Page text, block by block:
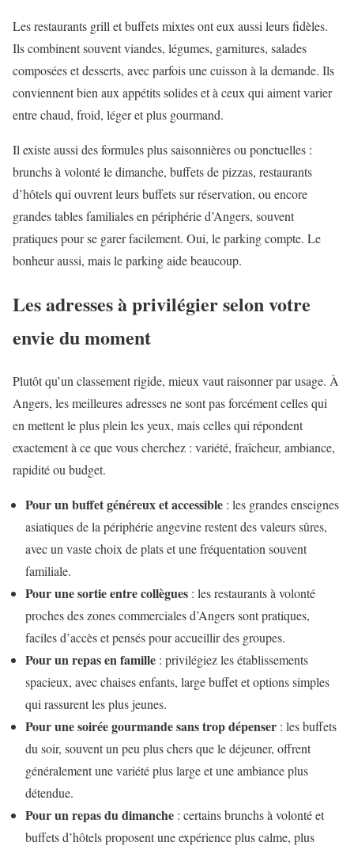
Les restaurants grill et buffets mixtes ont eux aussi leurs fidèles.
Ils combinent souvent viandes, légumes, garnitures, salades
composées et desserts, avec parfois une cuisson à la demande. Ils
conviennent bien aux appétits solides et à ceux qui aiment varier
entre chaud, froid, léger et plus gourmand.
Il existe aussi des formules plus saisonnières ou ponctuelles :
brunchs à volonté le dimanche, buffets de pizzas, restaurants
d’hôtels qui ouvrent leurs buffets sur réservation, ou encore
grandes tables familiales en périphérie d’Angers, souvent
pratiques pour se garer facilement. Oui, le parking compte. Le
bonheur aussi, mais le parking aide beaucoup.
Les adresses à privilégier selon votre
envie du moment
Plutôt qu’un classement rigide, mieux vaut raisonner par usage. À
Angers, les meilleures adresses ne sont pas forcément celles qui
en mettent le plus plein les yeux, mais celles qui répondent
exactement à ce que vous cherchez : variété, fraîcheur, ambiance,
rapidité ou budget.
Pour un buffet généreux et accessible : les grandes enseignes
asiatiques de la périphérie angevine restent des valeurs sûres,
avec un vaste choix de plats et une fréquentation souvent
familiale.
Pour une sortie entre collègues : les restaurants à volonté
proches des zones commerciales d’Angers sont pratiques,
faciles d’accès et pensés pour accueillir des groupes.
Pour un repas en famille : privilégiez les établissements
spacieux, avec chaises enfants, large buffet et options simples
qui rassurent les plus jeunes.
Pour une soirée gourmande sans trop dépenser : les buffets
du soir, souvent un peu plus chers que le déjeuner, offrent
généralement une variété plus large et une ambiance plus
détendue.
Pour un repas du dimanche : certains brunchs à volonté et
buffets d’hôtels proposent une expérience plus calme, plus